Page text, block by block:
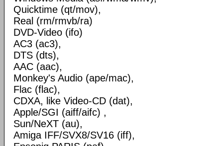
Quicktime (qt/mov),
Real (rm/rmvb/ra)
DVD-Video (ifo)
AC3 (ac3),
DTS (dts),
AAC (aac),
Monkey's Audio (ape/mac),
Flac (flac),
CDXA, like Video-CD (dat),
Apple/SGI (aiff/aifc) ,
Sun/NeXT (au),
Amiga IFF/SVX8/SV16 (iff),